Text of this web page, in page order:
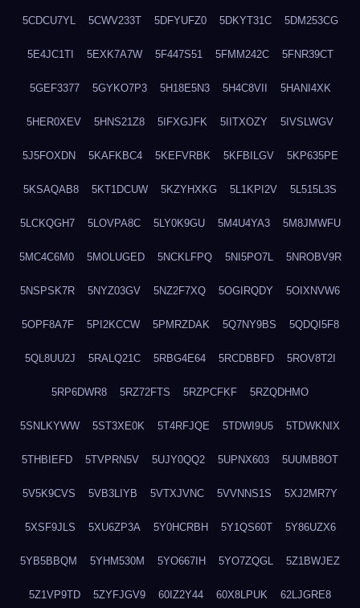
5CDCU7YL 5CWV233T 5DFYUFZ0 5DKYT31C 5DM253CG
5E4JC1TI 5EXK7A7W 5F447S51 5FMM242C 5FNR39CT
5GEF3377 5GYKO7P3 5H18E5N3 5H4C8VII 5HANI4XK
5HER0XEV 5HNS21Z8 5IFXGJFK 5IITXOZY 5IVSLWGV
5J5FOXDN 5KAFKBC4 5KEFVRBK 5KFBILGV 5KP635PE
5KSAQAB8 5KT1DCUW 5KZYHXKG 5L1KPI2V 5L515L3S
5LCKQGH7 5LOVPA8C 5LY0K9GU 5M4U4YA3 5M8JMWFU
5MC4C6M0 5MOLUGED 5NCKLFPQ 5NI5PO7L 5NROBV9R
5NSPSK7R 5NYZ03GV 5NZ2F7XQ 5OGIRQDY 5OIXNVW6
5OPF8A7F 5PI2KCCW 5PMRZDAK 5Q7NY9BS 5QDQI5F8
5QL8UU2J 5RALQ21C 5RBG4E64 5RCDBBFD 5ROV8T2I
5RP6DWR8 5RZ72FTS 5RZPCFKF 5RZQDHMO
5SNLKYWW 5ST3XE0K 5T4RFJQE 5TDWI9U5 5TDWKNIX
5THBIEFD 5TVPRN5V 5UJY0QQ2 5UPNX603 5UUMB8OT
5V5K9CVS 5VB3LIYB 5VTXJVNC 5VVNNS1S 5XJ2MR7Y
5XSF9JLS 5XU6ZP3A 5Y0HCRBH 5Y1QS60T 5Y86UZX6
5YB5BBQM 5YHM530M 5YO667IH 5YO7ZQGL 5Z1BWJEZ
5Z1VP9TD 5ZYFJGV9 60IZ2Y44 60X8LPUK 62LJGRE8